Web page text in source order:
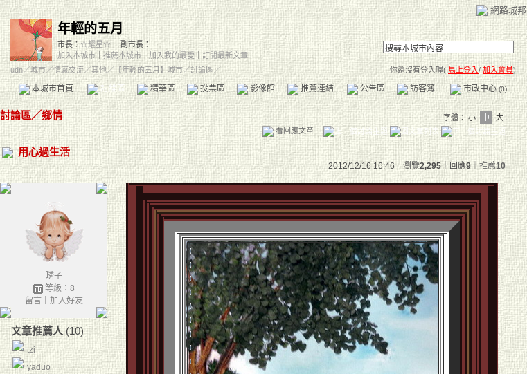
網路城邦
年輕的五月
市長：☆耀星☆
副市長：
加入本城市｜ 推薦本城市 ｜加入我的最愛
訂閱最新文章
udn／城市／情感交流／其他／ 【年輕的五月】城市／討論區／ 你還沒有登入喔( 馬上登入/加入會員)
本城市首頁 討論區 精華區 投票區 影像館 推薦連結 公告區 訪客簿 市政中心 (0)
討論區／鄉情 字體： 小 中
大
看回應文章
用心過生活
2012/12/16 16:46 瀏覽2,295｜回應9｜推薦10
琇子
等級：8
留言｜ 加入好友
文章推薦人(10)
tzi
yaduo